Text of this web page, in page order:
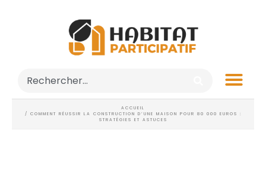
ACCUEIL
/ COMMENT RÉUSSIR LA CONSTRUCTION D’UNE MAISON POUR 80 000 EUROS :
STRATÉGIES ET ASTUCES